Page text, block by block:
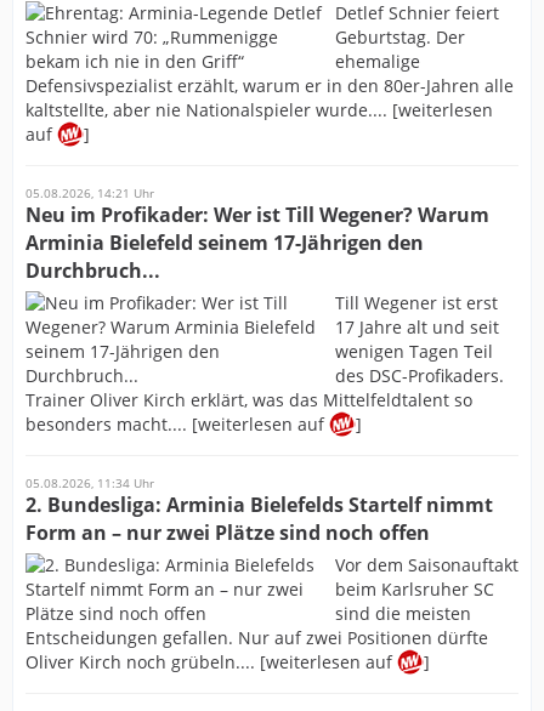
Detlef Schnier feiert
Geburtstag. Der
ehemalige
Defensivspezialist erzählt, warum er in den 80er-Jahren alle
kaltstellte, aber nie Nationalspieler wurde.... [weiterlesen
auf
]
05.08.2026, 14:21 Uhr
Neu im Profikader: Wer ist Till Wegener? Warum
Arminia Bielefeld seinem 17-Jährigen den
Durchbruch...
Till Wegener ist erst
17 Jahre alt und seit
wenigen Tagen Teil
des DSC-Profikaders.
Trainer Oliver Kirch erklärt, was das Mittelfeldtalent so
besonders macht.... [weiterlesen auf
]
05.08.2026, 11:34 Uhr
2. Bundesliga: Arminia Bielefelds Startelf nimmt
Form an – nur zwei Plätze sind noch offen
Vor dem Saisonauftakt
beim Karlsruher SC
sind die meisten
Entscheidungen gefallen. Nur auf zwei Positionen dürfte
Oliver Kirch noch grübeln.... [weiterlesen auf
]